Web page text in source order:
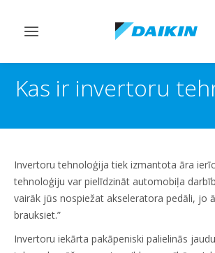
Pārslēgt
Kas ir invertoru
Invertoru tehnoloģija tiek izmantota āra
tehnoloģiju var pielīdzināt automobiļa
vairāk jūs nospiežat akseleratora pedāli, jo
brauksiet.”
Invertoru iekārta pakāpeniski palielinās